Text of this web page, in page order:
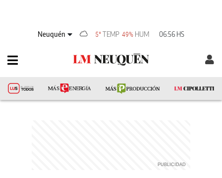
Neuquén 5°TEMP 49% HUM 06:56 HS